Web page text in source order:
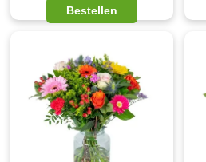
Bestellen